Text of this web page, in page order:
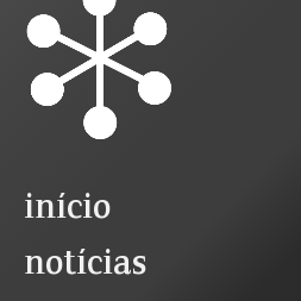
início
notícias